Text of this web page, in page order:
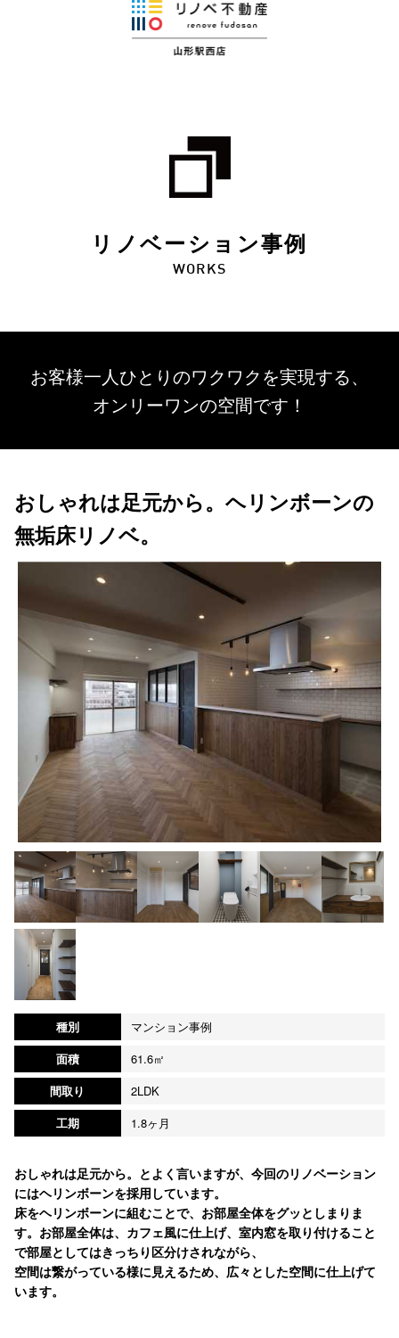
リノベーション事例
WORKS
お客様一人ひとりのワクワクを実現する、
オンリーワンの空間です！
おしゃれは足元から。ヘリンボーンの
無垢床リノベ。
種別
マンション事例
面積
61.6㎡
間取り
2LDK
工期
1.8ヶ月
おしゃれは足元から。とよく言いますが、今回のリノベーション
にはヘリンボーンを採用しています。
床をヘリンボーンに組むことで、お部屋全体をグッとしまりま
す。お部屋全体は、カフェ風に仕上げ、室内窓を取り付けること
で部屋としてはきっちり区分けされながら、
空間は繋がっている様に見えるため、広々とした空間に仕上げて
います。